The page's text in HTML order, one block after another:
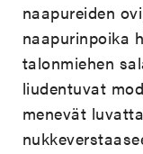
naapureiden
naapurinpoika
talonmiehen
liudentuvat
menevät